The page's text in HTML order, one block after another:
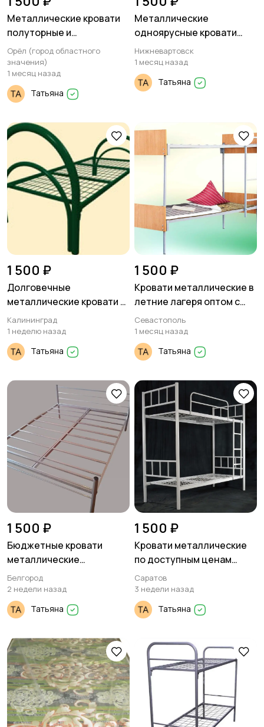
Металлические кровати
полуторные и
двуспальные оптом
Орёл (город областного
значения)
1 месяц назад
Татьяна
Металлические
одноярусные кровати
недорого
Нижневартовск
1 месяц назад
Татьяна
1 500 ₽
Долговечные
металлические кровати с
сеткой из прокатной
пружины
Калининград
1 неделю назад
Татьяна
1 500 ₽
Кровати металлические в
летние лагеря оптом с
доставкой
Севастополь
1 месяц назад
Татьяна
1 500 ₽
Бюджетные кровати
металлические
двуспальные для дачи
Белгород
2 недели назад
Татьяна
1 500 ₽
Кровати металлические
по доступным ценам
оптом
Саратов
3 недели назад
Татьяна